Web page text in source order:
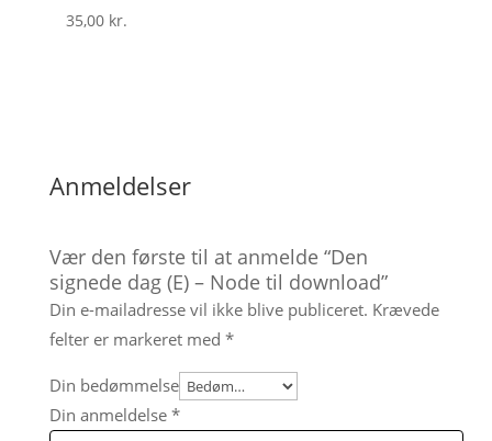
35,00 kr.
Anmeldelser
Vær den første til at anmelde “Den
signede dag (E) – Node til download”
Din e-mailadresse vil ikke blive publiceret. Krævede
felter er markeret med *
Din bedømmelse
Din anmeldelse *